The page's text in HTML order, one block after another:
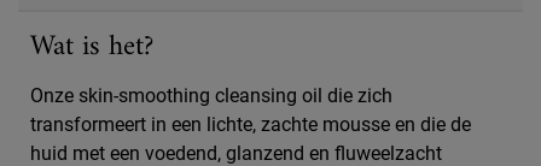
Wat is het?
Onze skin-smoothing cleansing oil die zich
transformeert in een lichte, zachte mousse en die de
huid met een voedend, glanzend en fluweelzacht